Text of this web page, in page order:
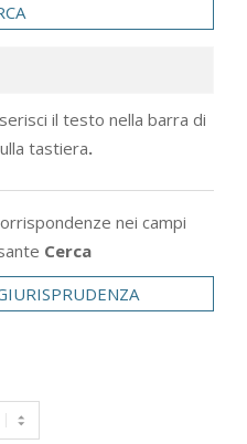
il testo nella barra di
tastiera.
nei campi
Cerca